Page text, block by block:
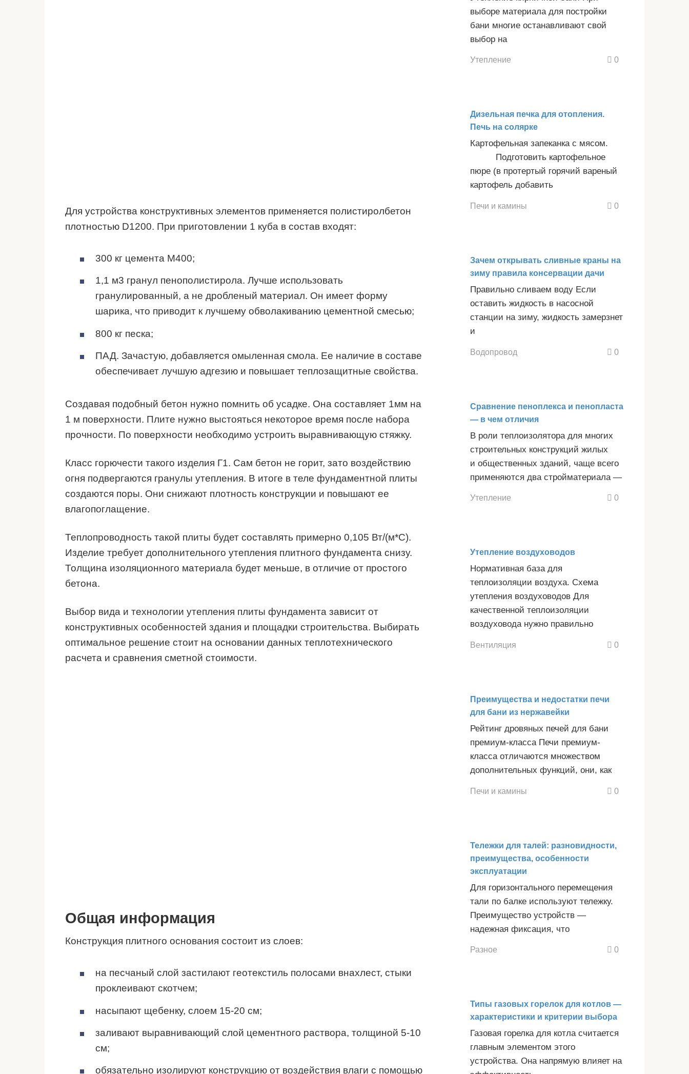
Для устройства конструктивных элементов применяется полистиролбетон
плотностью D1200. При приготовлении 1 куба в состав входят:
300 кг цемента М400;
1,1 м3 гранул пенополистирола. Лучше использовать
гранулированный, а не дробленый материал. Он имеет форму
шарика, что приводит к лучшему обволакиванию цементной смесью;
800 кг песка;
ПАД. Зачастую, добавляется омыленная смола. Ее наличие в составе
обеспечивает лучшую адгезию и повышает теплозащитные свойства.
Создавая подобный бетон нужно помнить об усадке. Она составляет 1мм на
1 м поверхности. Плите нужно выстояться некоторое время после набора
прочности. По поверхности необходимо устроить выравнивающую стяжку.
Класс горючести такого изделия Г1. Сам бетон не горит, зато воздействию
огня подвергаются гранулы утепления. В итоге в теле фундаментной плиты
создаются поры. Они снижают плотность конструкции и повышают ее
влагопоглащение.
Теплопроводность такой плиты будет составлять примерно 0,105 Вт/(м*С).
Изделие требует дополнительного утепления плитного фундамента снизу.
Толщина изоляционного материала будет меньше, в отличие от простого
бетона.
Выбор вида и технологии утепления плиты фундамента зависит от
конструктивных особенностей здания и площадки строительства. Выбирать
оптимальное решение стоит на основании данных теплотехнического
расчета и сравнения сметной стоимости.
Общая информация
Конструкция плитного основания состоит из слоев:
на песчаный слой застилают геотекстиль полосами внахлест, стыки
проклеивают скотчем;
насыпают щебенку, слоем 15-20 см;
заливают выравнивающий слой цементного раствора, толщиной 5-10
см;
обязательно изолируют конструкцию от воздействия влаги с помощью
выборе материала для постройки
бани многие останавливают свой
выбор на
Утепление 0
Дизельная печка для отопления.
Печь на солярке
Картофельная запеканка с мясом.
Подготовить картофельное
пюре (в протертый горячий вареный
картофель добавить
Печи и камины 0
Зачем открывать сливные краны на
зиму правила консервации дачи
Правильно сливаем воду Если
оставить жидкость в насосной
станции на зиму, жидкость замерзнет
и
Водопровод 0
Сравнение пеноплекса и пенопласта
— в чем отличия
В роли теплоизолятора для многих
строительных конструкций жилых
и общественных зданий, чаще всего
применяются два стройматериала —
Утепление 0
Утепление воздуховодов
Нормативная база для
теплоизоляции воздуха. Схема
утепления воздуховодов Для
качественной теплоизоляции
воздуховода нужно правильно
Вентиляция 0
Преимущества и недостатки печи
для бани из нержавейки
Рейтинг дровяных печей для бани
премиум-класса Печи премиум-
класса отличаются множеством
дополнительных функций, они, как
Печи и камины 0
Тележки для талей: разновидности,
преимущества, особенности
эксплуатации
Для горизонтального перемещения
тали по балке используют тележку.
Преимущество устройств —
надежная фиксация, что
Разное 0
Типы газовых горелок для котлов —
характеристики и критерии выбора
Газовая горелка для котла считается
главным элементом этого
устройства. Она напрямую влияет на